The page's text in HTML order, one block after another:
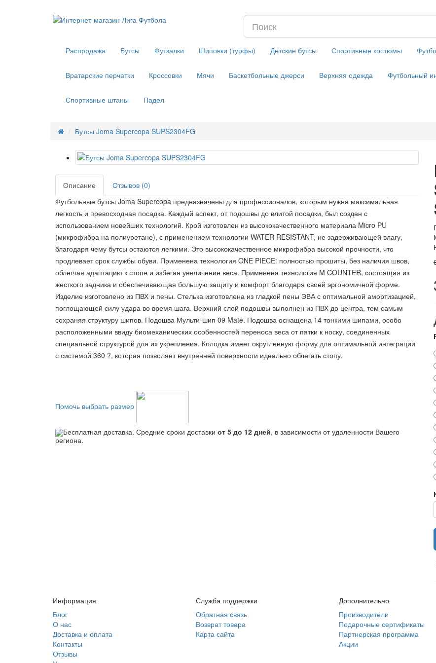
Распродажа Бутсы Футзалки Шиповки (турфы) Детские бутсы Спортивные костюмы
Вратарские перчатки Кроссовки Мячи Баскетбольные джерси Верхняя одежда Футбольный
Спортивные штаны Падел
Бутсы Joma Supercopa SUPS2304FG
Описание
Отзывов (0)
Футбольные бутсы Joma Supercopa предназначены для профессионалов, которым нужна максимальная
легкость и превосходная посадка. Каждый аспект, от подошвы до влитой посадки, был создан с
использованием новейших технологий. Крой изготовлен из высококачественного материала Micro PU
(микрофибра на полиуретане), с применением технологии WATER RESISTANT, не задерживающей влагу,
благодаря чему бутсы остаются легкими. Это высококачественное микрофибра высокой прочности, что
продлевает срок службы обуви. Применена технология ONE PIECE: полностью прошиты, без наличия швов,
облегчая адаптацию к стопе и избегая увеличение веса. Применена технология M COUNTER, состоящая из
жесткого задника и обеспечивающая большую защиту и комфорт благодаря своей эргономичной форме.
Изделие изготовлено из ПВХ и пены. Стелька изготовлена из гладкой пены ЭВА с оптимальной амортизацией,
поглощающей силу удара во время шага. Верхний слой подошвы выполнен из ПВХ до центра, тем самым
сохраняя структуру шипов. Подошва Мульти-шип 09 Mate. Подошва оснащена 14 тонкими шипами, особо
расположенными ввиду биомеханических особенностей переноса веса от пятки к носку, соединенных
специальной структурой для их укрепления. Колодка имеет округленную форму для оптимальной интеграции
с системой 360 ?, которая позволяет внутренней поверхности идеально облегать стопу.
Помочь выбрать размер
Бесплатная доставка. Средние сроки доставки от 5 до 12 дней, в зависимости от удаленности Вашего
региона.
Информация
Блог
О нас
Доставка и оплата
Контакты
Отзывы
Служба поддержки
Обратная связь
Возврат товара
Карта сайта
Дополнительно
Производители
Подарочные сертификаты
Партнерская программа
Акции